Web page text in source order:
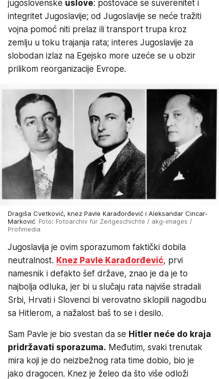
jugoslovenske uslove: poštovaće se suverenitet i
integritet Jugoslavije; od Jugoslavije se neće tražiti
vojna pomoć niti prelaz ili transport trupa kroz
zemlju u toku trajanja rata; interes Jugoslavije za
slobodan izlaz na Egejsko more uzeće se u obzir
prilikom reorganizacije Evrope.
Dragiša Cvetković, knez Pavle Karađorđević i Aleksandar Cincar-
Marković Foto: Fotoarchiv für Zeitgeschichte / akg-images /
Profimedia
Jugoslavija je ovim sporazumom faktički dobila
neutralnost. Knez Pavle Karađorđević, prvi
namesnik i defakto šef države, znao je da je to
najbolja odluka, jer bi u slučaju rata najviše stradali
Srbi, Hrvati i Slovenci bi verovatno sklopili nagodbu
sa Hitlerom, a nažalost baš to se i desilo.
Sam Pavle je bio svestan da se Hitler neće do kraja
pridržavati sporazuma. Međutim, svaki trenutak
mira koji je do neizbežnog rata time dobio, bio je
jako dragocen. Knez je želeo da što više odloži